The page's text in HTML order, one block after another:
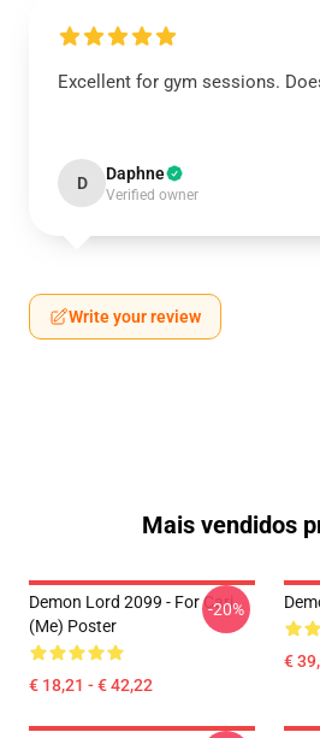
Excellent for gym sessions.
D Daphne
Verified owner
Write your review
Mais vendidos
Demon Lord 2099 - For Cari
(me) Poster
€ 18,21 - € 42,22
-20%
€